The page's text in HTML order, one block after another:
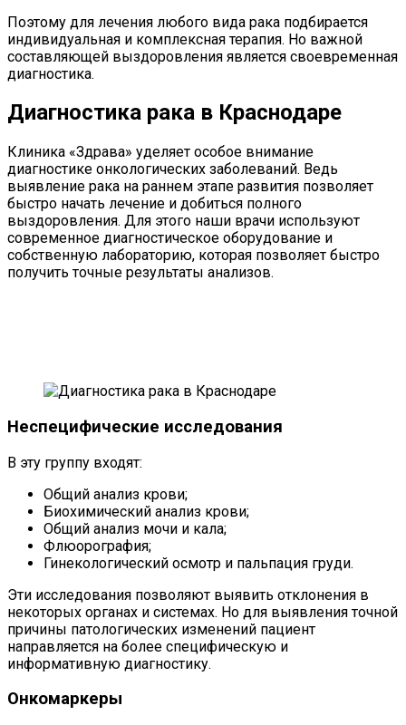
Поэтому для лечения любого вида рака подбирается
индивидуальная и комплексная терапия. Но важной
составляющей выздоровления является своевременная
диагностика.
Диагностика рака в Краснодаре
Клиника «Здрава» уделяет особое внимание
диагностике онкологических заболеваний. Ведь
выявление рака на раннем этапе развития позволяет
быстро начать лечение и добиться полного
выздоровления. Для этого наши врачи используют
современное диагностическое оборудование и
собственную лабораторию, которая позволяет быстро
получить точные результаты анализов.
Неспецифические исследования
В эту группу входят:
Общий анализ крови;
Биохимический анализ крови;
Общий анализ мочи и кала;
Флюорография;
Гинекологический осмотр и пальпация груди.
Эти исследования позволяют выявить отклонения в
некоторых органах и системах. Но для выявления точной
причины патологических изменений пациент
направляется на более специфическую и
информативную диагностику.
Онкомаркеры